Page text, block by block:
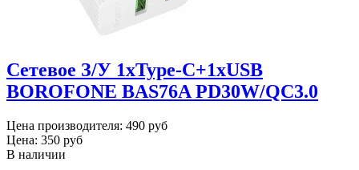
Сетевое З/У 1xType-C+1xUSB
BOROFONE BAS76A PD30W/QC3.0
Цена производителя: 490 руб
Цена: 350 руб
В наличии